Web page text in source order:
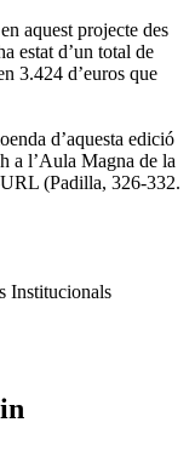
aquest projecte des
estat d’un total de
3.424 d’euros que
d’aquesta edició
a l’Aula Magna de la
(Padilla, 326-332.
Institucionals